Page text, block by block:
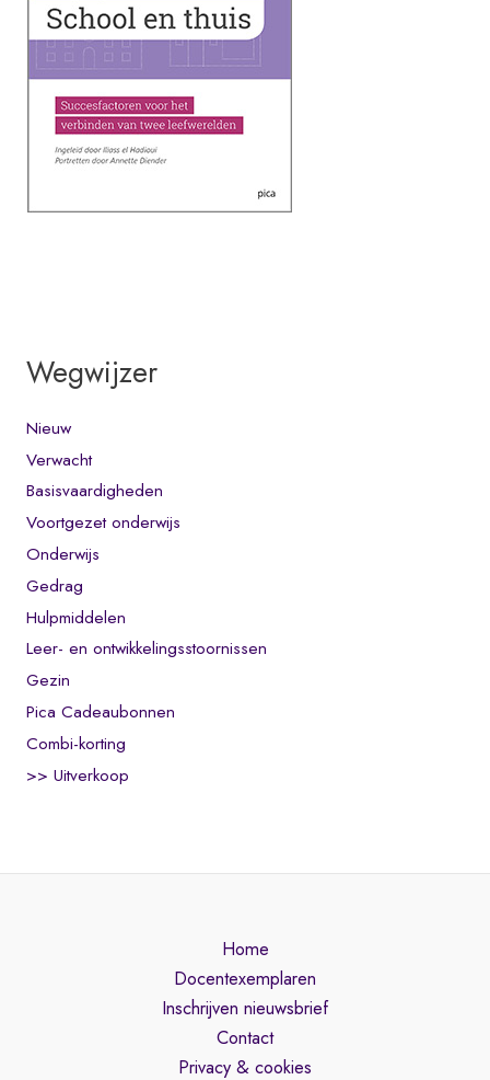
Wegwijzer
Nieuw
Verwacht
Basisvaardigheden
Voortgezet onderwijs
Onderwijs
Gedrag
Hulpmiddelen
Leer- en ontwikkelingsstoornissen
Gezin
Pica Cadeaubonnen
Combi-korting
>> Uitverkoop
Home
Docentexemplaren
Inschrijven nieuwsbrief
Contact
Privacy & cookies